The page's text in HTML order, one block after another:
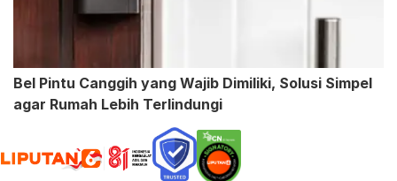
Bel Pintu Canggih yang Wajib Dimiliki, Solusi Simpel
agar Rumah Lebih Terlindungi